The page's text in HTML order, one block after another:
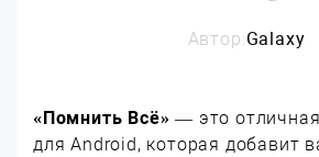
Автор:Galaxy
«Помнить Всё» — это
для Android, которая добавит